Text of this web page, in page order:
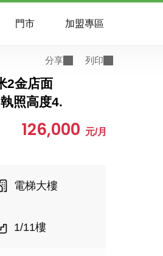
門市 加盟專區
分享 列印
2金店面
照高度4.
126,000 元/月
電梯大樓
1/11樓